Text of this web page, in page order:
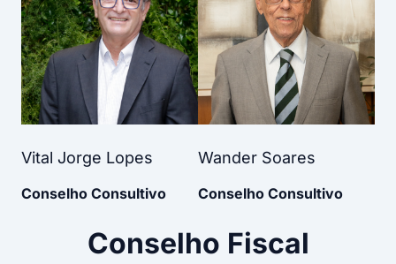
Vital Jorge Lopes
Conselho Consultivo
Wander Soares
Conselho Consultivo
Conselho Fiscal​